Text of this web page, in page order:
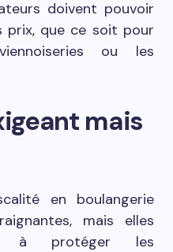
doivent pouvoir
prix, que ce soit pour
ou les
mais
en boulangerie
mais elles
à protéger les